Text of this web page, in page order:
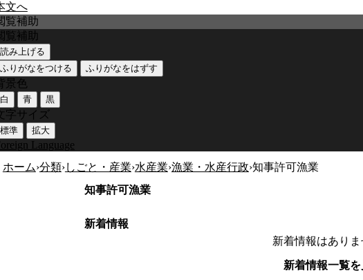
文へ
覧補助
覧補助
読み上げる
ふりがなをつける
ふりがなをはずす
景色
白 青 黒
字サイズ
標準 拡大
Language
ホーム›分類›しごと・産業›水産業›漁業・水産行政›知事許可漁業
知事許可漁業
新着情報
新着情報はありま
新着情報一覧を